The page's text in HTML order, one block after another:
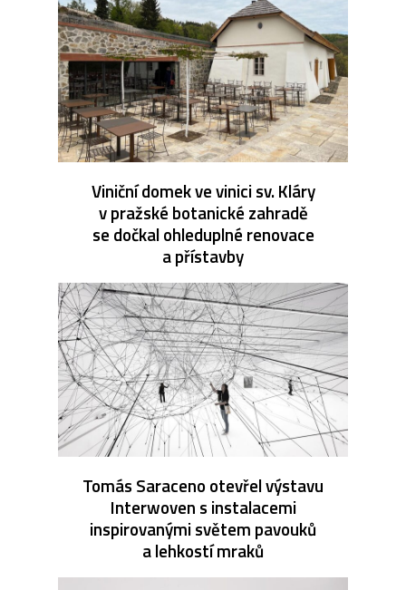
Viniční domek ve vinici sv. Kláry
v pražské botanické zahradě
se dočkal ohleduplné renovace
a přístavby
Tomás Saraceno otevřel výstavu
Interwoven s instalacemi
inspirovanými světem pavouků
a lehkostí mraků